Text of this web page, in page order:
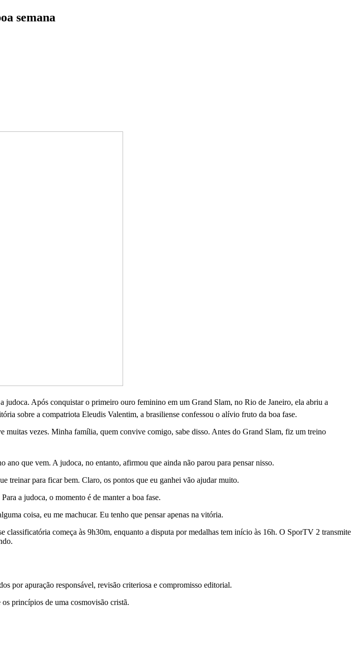
semana
judoca. Após conquistar o primeiro ouro feminino em um Grand Slam, no Rio de Janeiro, ela abriu a
sobre a compatriota Eleudis Valentim, a brasiliense confessou o alívio fruto da boa fase.
muitas vezes. Minha família, quem convive comigo, sabe disso. Antes do Grand Slam, fiz um treino
que vem. A judoca, no entanto, afirmou que ainda não parou para pensar nisso.
treinar para ficar bem. Claro, os pontos que eu ganhei vão ajudar muito.
a judoca, o momento é de manter a boa fase.
coisa, eu me machucar. Eu tenho que pensar apenas na vitória.
começa às 9h30m, enquanto a disputa por medalhas tem início às 16h. O SporTV 2 transmite
por apuração responsável, revisão criteriosa e compromisso editorial.
princípios de uma cosmovisão cristã.